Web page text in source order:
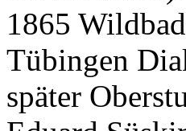
1865
Tübingen
später